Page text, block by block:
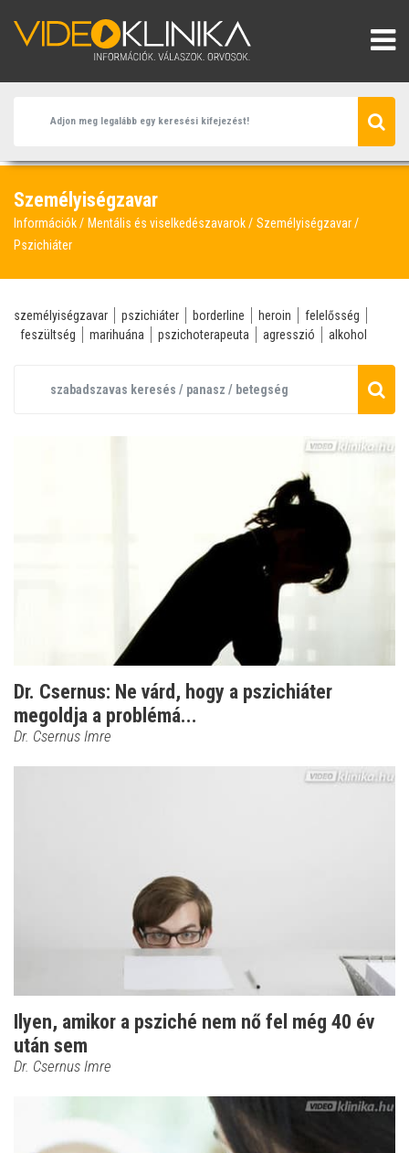
Személyiségzavar
Információk Mentális és viselkedészavarok
Személyiségzavar
Pszichiáter
személyiségzavar pszichiáter borderline heroin
felelősség
feszültség
marihuána pszichoterapeuta agresszió alkohol
Dr. Csernus: Ne várd, hogy a pszichiáter
megoldja a problémá...
Dr. Csernus Imre
Ilyen, amikor a psziché nem nő fel még 40 év
után sem
Dr. Csernus Imre